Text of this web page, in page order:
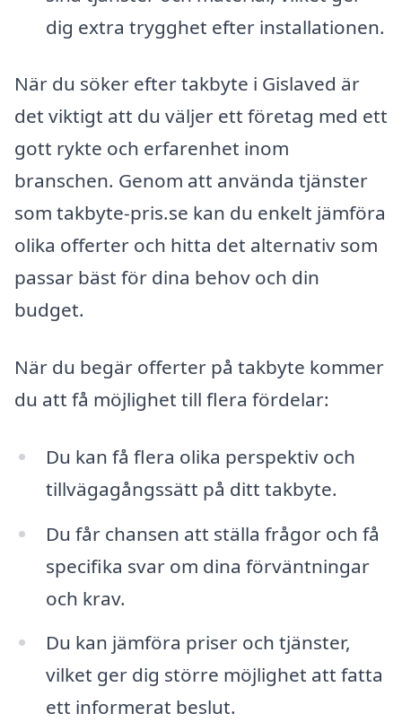
dig extra trygghet efter installationen.
När du söker efter takbyte i Gislaved är
det viktigt att du väljer ett företag med ett
gott rykte och erfarenhet inom
branschen. Genom att använda tjänster
som takbyte-pris.se kan du enkelt jämföra
olika offerter och hitta det alternativ som
passar bäst för dina behov och din
budget.
När du begär offerter på takbyte kommer
du att få möjlighet till flera fördelar:
Du kan få flera olika perspektiv och
tillvägagångssätt på ditt takbyte.
Du får chansen att ställa frågor och få
specifika svar om dina förväntningar
och krav.
Du kan jämföra priser och tjänster,
vilket ger dig större möjlighet att fatta
ett informerat beslut.